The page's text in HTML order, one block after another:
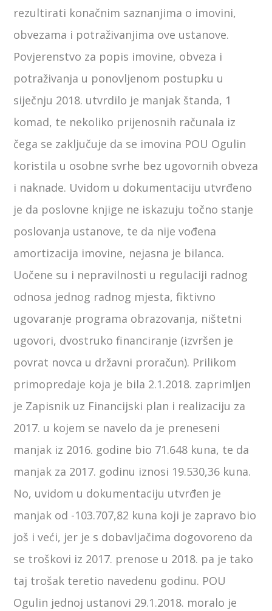
rezultirati konačnim saznanjima o imovini,
obvezama i potraživanjima ove ustanove.
Povjerenstvo za popis imovine, obveza i
potraživanja u ponovljenom postupku u
siječnju 2018. utvrdilo je manjak štanda, 1
komad, te nekoliko prijenosnih računala iz
čega se zaključuje da se imovina POU Ogulin
koristila u osobne svrhe bez ugovornih obveza
i naknade. Uvidom u dokumentaciju utvrđeno
je da poslovne knjige ne iskazuju točno stanje
poslovanja ustanove, te da nije vođena
amortizacija imovine, nejasna je bilanca.
Uočene su i nepravilnosti u regulaciji radnog
odnosa jednog radnog mjesta, fiktivno
ugovaranje programa obrazovanja, ništetni
ugovori, dvostruko financiranje (izvršen je
povrat novca u državni proračun). Prilikom
primopredaje koja je bila 2.1.2018. zaprimljen
je Zapisnik uz Financijski plan i realizaciju za
2017. u kojem se navelo da je preneseni
manjak iz 2016. godine bio 71.648 kuna, te da
manjak za 2017. godinu iznosi 19.530,36 kuna.
No, uvidom u dokumentaciju utvrđen je
manjak od -103.707,82 kuna koji je zapravo bio
još i veći, jer je s dobavljačima dogovoreno da
se troškovi iz 2017. prenose u 2018. pa je tako
taj trošak teretio navedenu godinu. POU
Ogulin jednoj ustanovi 29.1.2018. moralo je